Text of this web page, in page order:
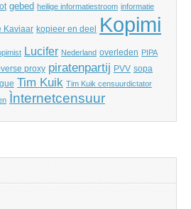
gebed heilige informatiestroom informatie
Kaviaar kopieer en deel Kopimi
Lucifer Nederland overleden PIPA
proxy piratenpartij PVV sopa
Tim Kuik Tim Kuik censuurdictator
Ìnternetcensuur